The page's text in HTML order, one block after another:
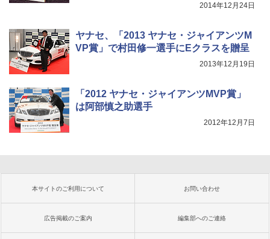
2014年12月24日
ヤナセ、「2013 ヤナセ・ジャイアンツM
VP賞」で村田修一選手にEクラスを贈呈
2013年12月19日
「2012 ヤナセ・ジャイアンツMVP賞」
は阿部慎之助選手
2012年12月7日
本サイトのご利用について お問い合わせ
広告掲載のご案内 編集部へのご連絡